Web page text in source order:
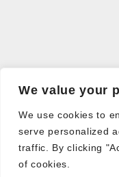
We value your
We use cookies to
serve personalized
traffic. By clicking
of cookies.